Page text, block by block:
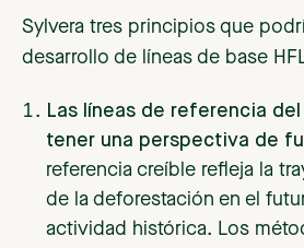
Sylvera tres principios que
desarrollo de líneas de base
Las líneas de referencia del
tener una perspectiva de
referencia creíble refleja la
de la deforestación en el
actividad histórica. Los